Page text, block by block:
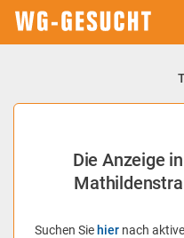
Die Anzeige
Suchen Sie hiernach